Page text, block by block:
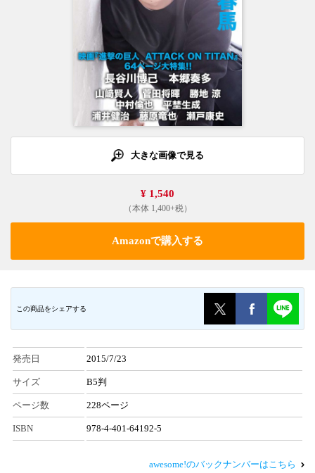
大きな画像で見る
¥ 1,540
（本体 1,400+税）
Amazonで購入する
この商品をシェアする
発売日 2015/7/23
サイズ B5判
ページ数 228ページ
ISBN 978-4-401-64192-5
awesome!のバックナンバーはこちら